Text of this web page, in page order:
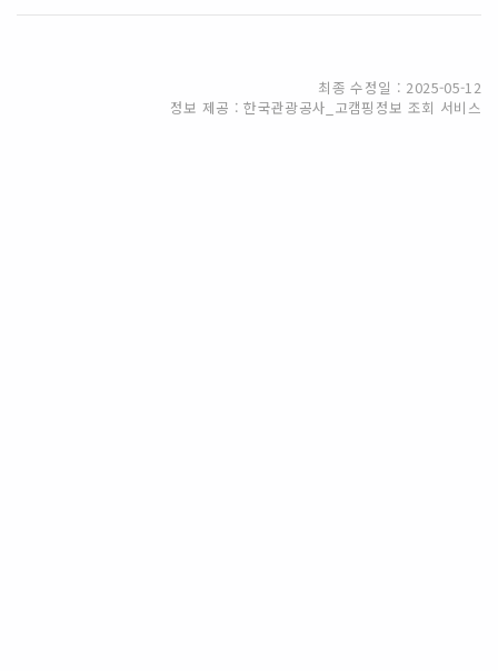
최종 수정일 : 2025-05-12
정보 제공 : 한국관광공사_고캠핑정보 조회 서비스